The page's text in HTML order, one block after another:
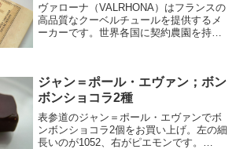
ヴァローナ（VALRHONA）はフランスの
高品質なクーベルチュールを提供するメ
ーカーです。世界各国に契約農園を持
ベルチュールのラインナ...
ジャン＝ポール・エヴァン；ボン
ボンショコラ2種
表参道のジャン＝ポール・エヴァンでボ
ンボンショコラ2個をお買い上げ。左の細
長いのが1052、右がピエモンです。